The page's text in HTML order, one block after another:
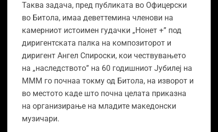
Таква задача, пред публиката во Офицерски
во Битола, имаа деветтемина членови на
камерниот истоимен гудачки „Нонет +” под
диригентската палка на композиторот и
диригент Ангел Спироски, кои чествувањето
на „наследството” на 60 годишниот Јубилеј на
МММ го почнаа токму од Битола, на изворот и
во местото каде што почна целата приказна
на организирање на младите македонски
музичари.